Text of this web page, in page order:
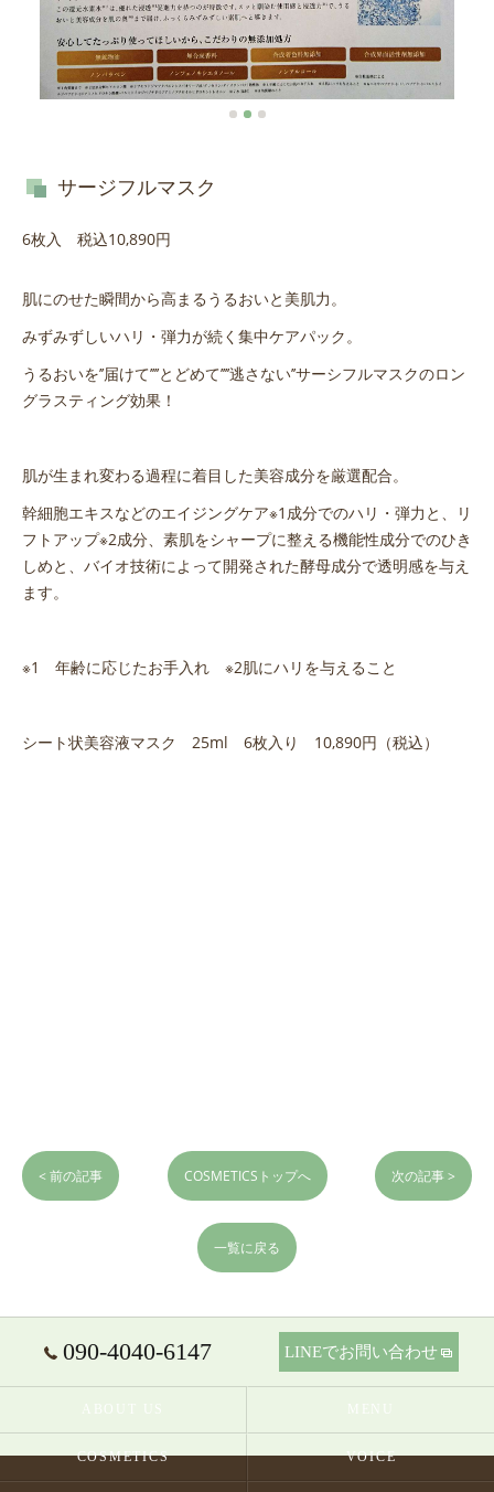
サージフルマスク
6枚入 税込10,890円
肌にのせた瞬間から高まるうるおいと美肌力。
みずみずしいハリ・弾力が続く集中ケアパック。
うるおいを’’届けて’’’’とどめて’’’’逃さない’’サーシフルマスクのロン
グラスティング効果！
肌が生まれ変わる過程に着目した美容成分を厳選配合。
幹細胞エキスなどのエイジングケア※1成分でのハリ・弾力と、リ
フトアップ※2成分、素肌をシャープに整える機能性成分でのひき
しめと、バイオ技術によって開発された酵母成分で透明感を与え
ます。
※1 年齢に応じたお手入れ ※2肌にハリを与えること
シート状美容液マスク 25ml 6枚入り 10,890円（税込）
< 前の記事 COSMETICSトップへ 次の記事 >
一覧に戻る
090-4040-6147 LINEでお問い合わせ
ABOUT US MENU
COSMETICS VOICE